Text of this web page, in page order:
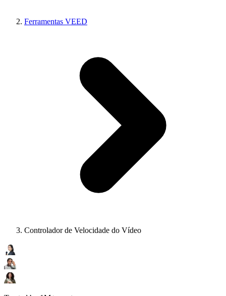
Ferramentas VEED
Controlador de Velocidade do Vídeo